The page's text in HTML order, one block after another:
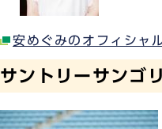
安めぐみのオフィシャ
サントリーサンゴ